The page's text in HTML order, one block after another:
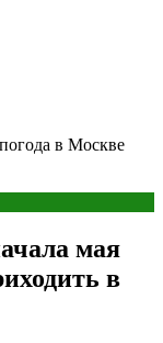
в Москве
мая
в